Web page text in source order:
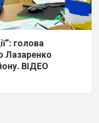
голова
Лазаренко
ВIДЕО